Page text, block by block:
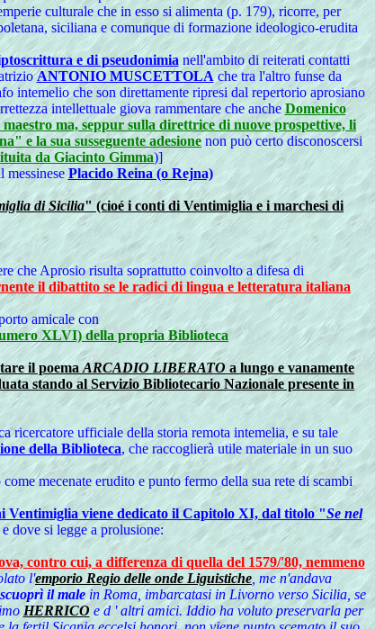
culturale che in esso si alimenta (p. 179), ricorre, per
siciliana e comunque di formazione ideologico-erudita
e di pseudonimia nell'ambito di reiterati contatti
ANTONIO MUSCETTOLAche tra l'altro funse da
intemelio che son direttamente ripresi dal repertorio aprosiano
intellettuale giova rammentare che ancheDomenico
ma, seppur sulla direttrice di nuove prospettive, li
e la sua susseguente adesione non può certo disconoscersi
da Giacinto Gimma)]
Placido Reina (o Rejna)
di Sicilia" (cioé i conti di Ventimiglia e i marchesi di
che Aprosio risulta soprattutto coinvolto a difesa di
il dibattito se le radici di lingua e letteratura italiana
amicale con
XLVI) della propria Biblioteca
il poemaARCADIO LIBERATOa lungo e vanamente
stando al Servizio Bibliotecario Nazionale presente in
ricercatore ufficiale della storia remota intemelia, e su tale
della Biblioteca, che raccoglierà utile materiale in un suo
mecenate erudito e punto fermo della sua rete di scambi
Ventimiglia viene dedicato il Capitolo XI, dal titolo "Se nel
e dove si legge a prolusione:
contro cui, a differenza di quella del 1579/'80, nemmeno
l'emporio Regio delle onde Liguistiche , me n'andava
il malein Roma, imbarcatasi in Livorno verso Sicilia, se
HERRICO e d ' altri amici. Iddio ha voluto preservarla per